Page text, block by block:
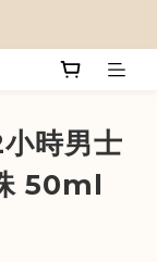
時男士
50ml